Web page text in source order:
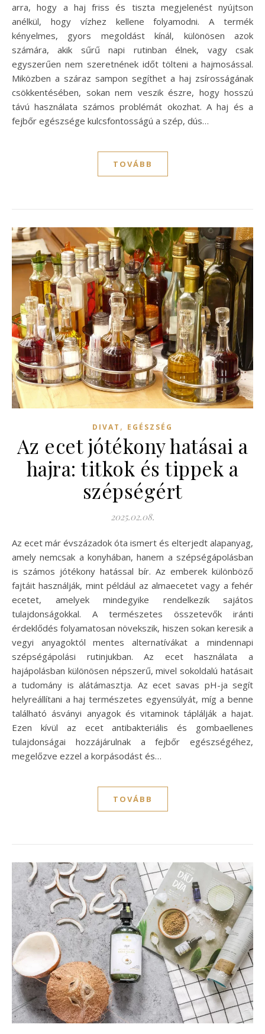
arra, hogy a haj friss és tiszta megjelenést nyújtson
anélkül, hogy vízhez kellene folyamodni. A termék
kényelmes, gyors megoldást kínál, különösen azok
számára, akik sűrű napi rutinban élnek, vagy csak
egyszerűen nem szeretnének időt tölteni a hajmosással.
Miközben a száraz sampon segíthet a haj zsírosságának
csökkentésében, sokan nem veszik észre, hogy hosszú
távú használata számos problémát okozhat. A haj és a
fejbőr egészsége kulcsfontosságú a szép, dús…
TOVÁBB
DIVAT , EGÉSZSÉG
Az ecet jótékony hatásai a
hajra: titkok és tippek a
szépségért
2025.02.08.
Az ecet már évszázadok óta ismert és elterjedt alapanyag,
amely nemcsak a konyhában, hanem a szépségápolásban
is számos jótékony hatással bír. Az emberek különböző
fajtáit használják, mint például az almaecetet vagy a fehér
ecetet, amelyek mindegyike rendelkezik sajátos
tulajdonságokkal. A természetes összetevők iránti
érdeklődés folyamatosan növekszik, hiszen sokan keresik a
vegyi anyagoktól mentes alternatívákat a mindennapi
szépségápolási rutinjukban. Az ecet használata a
hajápolásban különösen népszerű, mivel sokoldalú hatásait
a tudomány is alátámasztja. Az ecet savas pH-ja segít
helyreállítani a haj természetes egyensúlyát, míg a benne
található ásványi anyagok és vitaminok táplálják a hajat.
Ezen kívül az ecet antibakteriális és gombaellenes
tulajdonságai hozzájárulnak a fejbőr egészségéhez,
megelőzve ezzel a korpásodást és…
TOVÁBB